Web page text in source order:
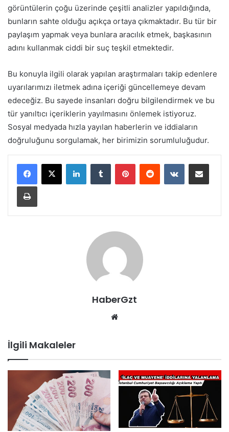
görüntülerin çoğu üzerinde çeşitli analizler yapıldığında,
bunların sahte olduğu açıkça ortaya çıkmaktadır. Bu tür bir
paylaşım yapmak veya bunlara aracılık etmek, başkasının
adını kullanmak ciddi bir suç teşkil etmektedir.
Bu konuyla ilgili olarak yapılan araştırmaları takip edenlere
uyarılarımızı iletmek adına içeriği güncellemeye devam
edeceğiz. Bu sayede insanları doğru bilgilendirmek ve bu
tür yanıltıcı içeriklerin yayılmasını önlemek istiyoruz.
Sosyal medyada hızla yayılan haberlerin ve iddiaların
doğruluğunu sorgulamak, her birimizin sorumluluğudur.
LinkedInTumblr PinterestReddit VKontakteE-Posta ile paylaş
Yazdır
HaberGzt
İlgili Makaleler